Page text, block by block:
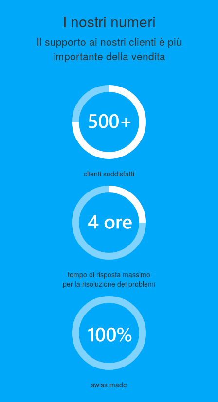
I nostri numeri
Il supporto ai nostri clienti è più
importante della vendita
clienti soddisfatti
tempo di risposta massimo
per la risoluzione dei problemi
swiss made